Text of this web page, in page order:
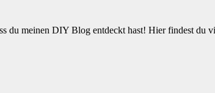
du meinen DIY Blog entdeckt hast! Hier findest du